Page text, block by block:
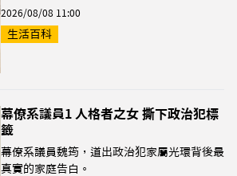
2026/08/08 11:00
生活百科
幕僚系議員1 人格者之女 撕下政治犯標
籤
幕僚系議員魏筠，道出政治犯家屬光環背後最
真實的家庭告白。